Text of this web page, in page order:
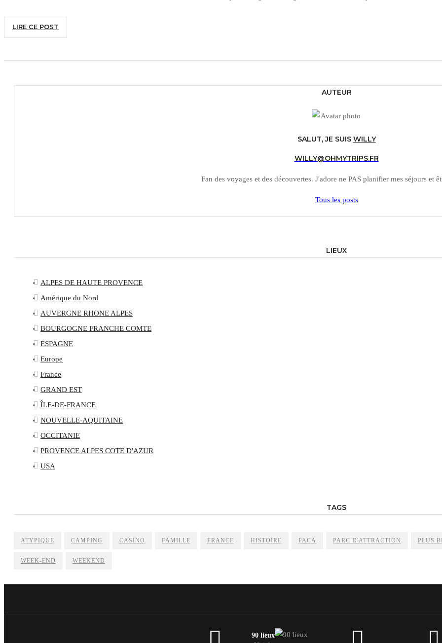
LIRE CE POST
AUTEUR
SALUT, JE SUIS WILLY
WILLY@OHMYTRIPS.FR
Fan des voyages et des découvertes. J'adore ne PAS planifier mes séjours et
Tous les posts
LIEUX
ALPES DE HAUTE PROVENCE
Amérique du Nord
AUVERGNE RHONE ALPES
BOURGOGNE FRANCHE COMTE
ESPAGNE
Europe
France
GRAND EST
ÎLE-DE-FRANCE
NOUVELLE-AQUITAINE
OCCITANIE
PROVENCE ALPES COTE D'AZUR
USA
TAGS
ATYPIQUE CAMPING CASINO FAMILLE FRANCE HISTOIRE PACA PARC D'ATTRACTION PLUS
WEEK-END WEEKEND
90 lieux